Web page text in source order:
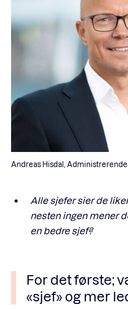
Andreas Hisdal,
Alle sjefer sier de
nesten ingen mener
en bedre sjef?
For det første;
«sjef» og mer